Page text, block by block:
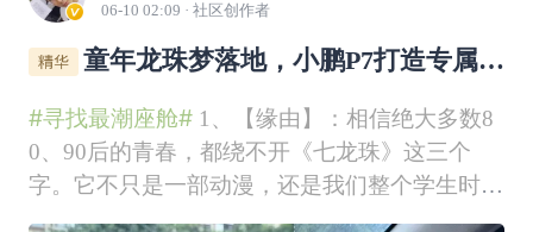
06-10 02:09 · 社区创作者
童年龙珠梦落地，小鹏P7打造专属潮
#寻找最潮座舱#1、【缘由】：相信绝大多数8
0、90后的青春，都绕不开《七龙珠》这三个
字。它不只是一部动漫，还是我们整个学生时代
最深刻、最纯粹的情怀回忆。对于我来说，龙珠